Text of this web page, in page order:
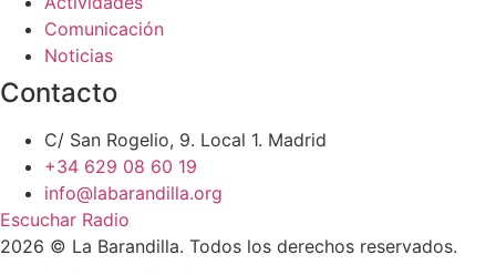
Comunicación
Noticias
Contacto
C/ San Rogelio, 9. Local 1. Madrid
+34 629 08 60 19
info@labarandilla.org
Escuchar Radio
2026 © La Barandilla. Todos los derechos reservados.